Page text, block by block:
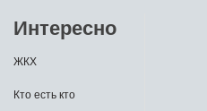
Интересно
ЖКХ
Кто есть кто